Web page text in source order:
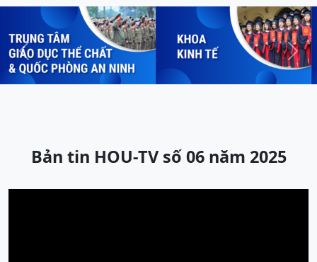
Previous Next
Bản tin HOU-TV số 06 năm 2025